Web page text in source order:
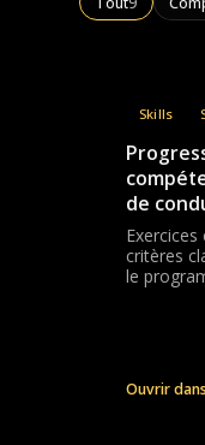
Skills
de
critères
le
Ouvrir